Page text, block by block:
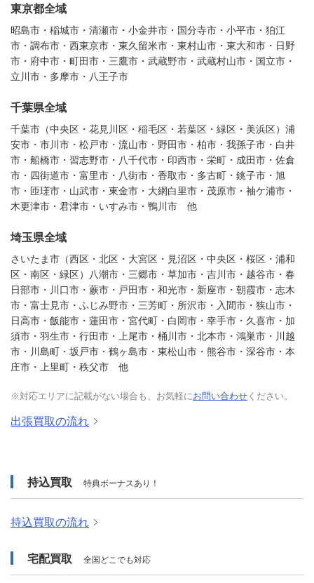
東京都全域
昭島市・稲城市・清瀬市・小金井市・国分寺市・小平市・狛江
市・調布市・西東京市・東久留米市・東村山市・東大和市・日野
市・府中市・町田市・三鷹市・武蔵野市・武蔵村山市・国立市・
立川市・多摩市・八王子市
千葉県全域
千葉市（中央区・花見川区・稲毛区・若葉区・緑区・美浜区）浦
安市・市川市・松戸市・流山市・野田市・柏市・我孫子市・白井
市・船橋市・習志野市・八千代市・印西市・栄町・成田市・佐倉
市・四街道市・富里市・八街市・香取市・多古町・銚子市・旭
市・匝瑳市・山武市・東金市・大網白里市・茂原市・袖ケ浦市・
木更津市・君津市・いすみ市・鴨川市 他
埼玉県全域
さいたま市（西区・北区・大宮区・見沼区・中央区・桜区・浦和
区・南区・緑区）八潮市・三郷市・草加市・吉川市・越谷市・春
日部市・川口市・蕨市・戸田市・和光市・新座市・朝霞市・志木
市・富士見市・ふじみ野市・三芳町・所沢市・入間市・狭山市・
日高市・飯能市・蓮田市・宮代町・白岡市・幸手市・久喜市・加
須市・羽生市・行田市・上尾市・桶川市・北本市・鴻巣市・川越
市・川島町・坂戸市・鶴ヶ島市・東松山市・熊谷市・深谷市・本
庄市・上里町・秩父市 他
※対応エリアに記載がない場合も、お気軽にお問い合わせください。
出張買取の流れ
持込買取 特典ボーナスあり！
持込買取の流れ
宅配買取 全国どこでも対応